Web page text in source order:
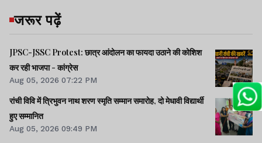
जरूर पढ़ें
JPSC-JSSC Protest: छात्र आंदोलन का फायदा उठाने की कोशिश
कर रही भाजपा - कांग्रेस
Aug 05, 2026 07:22 PM
रांची विवि में त्रिभुवन नाथ शरण स्मृति सम्मान समारोह, दो मेधावी विद्यार्थी
हुए सम्मानित
Aug 05, 2026 09:49 PM